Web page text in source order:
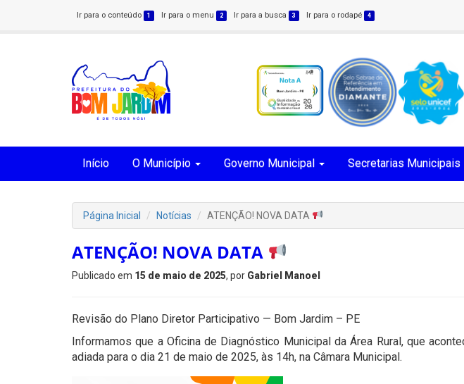
Ir para o conteúdo 1 Ir para o menu 2 Ir para a busca 3 Ir para o rodapé 4
Início O Município Governo Municipal Secretarias Municipais
Página Inicial Notícias ATENÇÃO! NOVA DATA
ATENÇÃO! NOVA DATA
Publicado em 15 de maio de 2025, por Gabriel Manoel
Revisão do Plano Diretor Participativo — Bom Jardim – PE
Informamos que a Oficina de Diagnóstico Municipal da Área Rural, que
adiada para o dia 21 de maio de 2025, às 14h, na Câmara Municipal.